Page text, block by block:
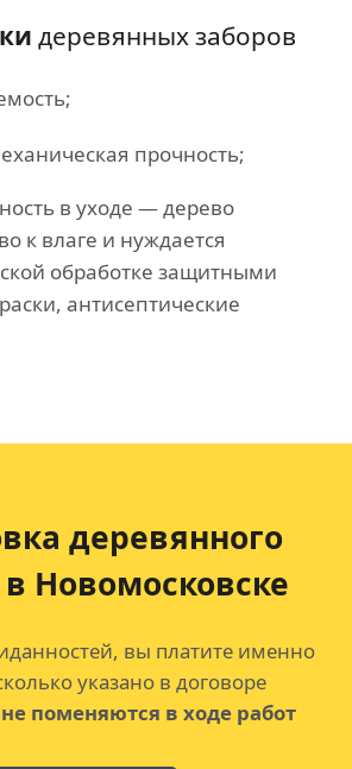
деревянных заборов
прочность;
в уходе — дерево
к влаге и нуждается
обработке защитными
антисептические
деревянного
Новомосковске
вы платите именно
указано в договоре
поменяются в ходе работ